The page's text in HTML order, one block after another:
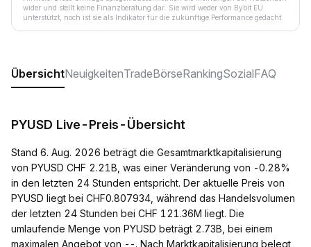
wider und stellt keine Finanzberatung dar. Sie wird weder von Bybit EU
unterstützt, noch ist sie als Indikator für die zukünftige Performance gedacht.
ÜbersichtNeuigkeitenTradeBörseRankingSozialFAQ
PYUSD Live-Preis-Übersicht
Stand 6. Aug. 2026 beträgt die Gesamtmarktkapitalisierung
von PYUSD CHF 2.21B, was einer Veränderung von -0.28%
in den letzten 24 Stunden entspricht. Der aktuelle Preis von
PYUSD liegt bei CHF0.807934, während das Handelsvolumen
der letzten 24 Stunden bei CHF 121.36M liegt. Die
umlaufende Menge von PYUSD beträgt 2.73B, bei einem
maximalen Angebot von --. Nach Marktkapitalisierung belegt